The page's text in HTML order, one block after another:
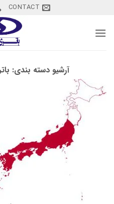
content
CONTACT
آرشیو دسته بندی: